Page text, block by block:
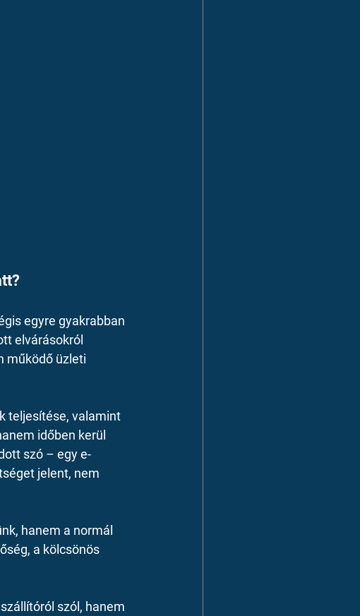
egyre gyakrabban
elvárásokról
működő üzleti
teljesítése, valamint
időben kerül
szó – egy e-
jelent, nem
hanem a normál
a kölcsönös
szól, hanem